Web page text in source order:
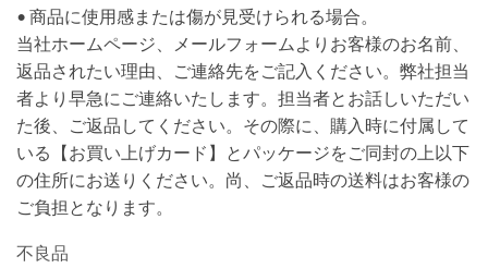
• 商品に使用感または傷が見受けられる場合。
当社ホームページ、メールフォームよりお客様のお名前、
返品されたい理由、ご連絡先をご記入ください。弊社担当
者より早急にご連絡いたします。担当者とお話しいただい
た後、ご返品してください。その際に、購入時に付属して
いる【お買い上げカード】とパッケージをご同封の上以下
の住所にお送りください。尚、ご返品時の送料はお客様の
ご負担となります。
不良品